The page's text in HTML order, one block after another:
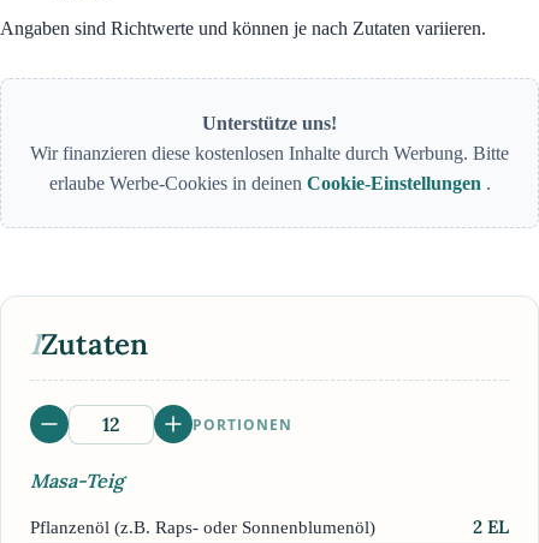
Angaben sind Richtwerte und können je nach Zutaten variieren.
Unterstütze uns!
Wir finanzieren diese kostenlosen Inhalte durch Werbung. Bitte
erlaube Werbe-Cookies in deinen Cookie-Einstellungen .
IZutaten
PORTIONEN
Masa-Teig
Pflanzenöl (z.B. Raps- oder Sonnenblumenöl) 2 EL